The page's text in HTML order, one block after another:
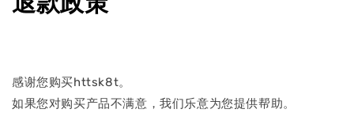
感谢您购买httsk8t。
如果您对购买产品不满意，我们乐意为您提供帮助。